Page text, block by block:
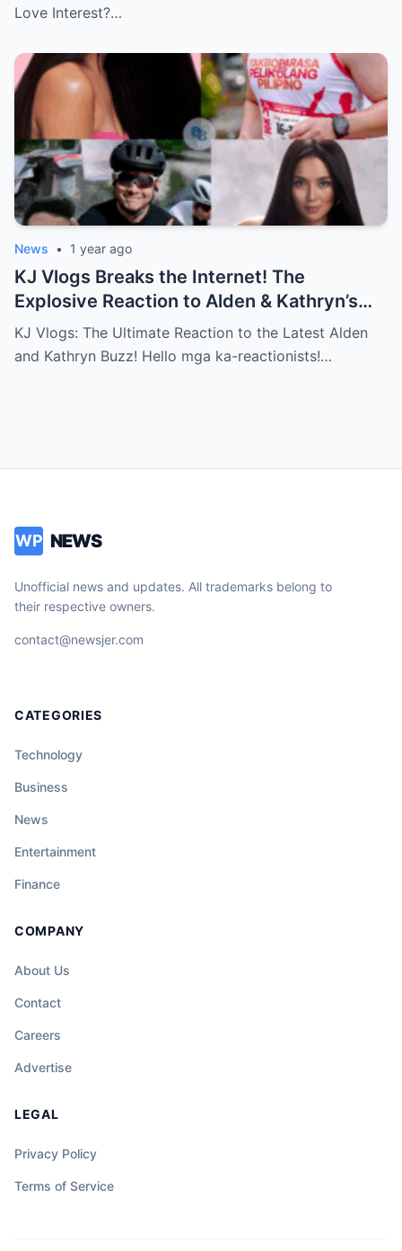
Love Interest?…
News • 1 year ago
KJ Vlogs Breaks the Internet! The
Explosive Reaction to Alden & Kathryn’s
Kilig-Filled Hand-Holding Moments You
Can’t Miss!
KJ Vlogs: The Ultimate Reaction to the Latest Alden
and Kathryn Buzz! Hello mga ka-reactionists!…
WP NEWS
Unofficial news and updates. All trademarks belong to
their respective owners.
contact@newsjer.com
CATEGORIES
Technology
Business
News
Entertainment
Finance
COMPANY
About Us
Contact
Careers
Advertise
LEGAL
Privacy Policy
Terms of Service